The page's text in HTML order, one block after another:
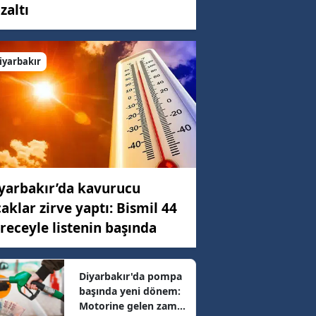
km/h
km/h
km/h
km/h
kavurucu
zirve yaptı: Bismil 44
listenin başında
Diyarbakır'da pompa
başında yeni dönem:
Motorine gelen zam